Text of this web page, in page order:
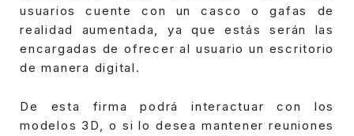
usuarios cuente con un casco o gafas de
realidad aumentada, ya que estás serán las
encargadas de ofrecer al usuario un escritorio
de manera digital.
De esta firma podrá interactuar con los
modelos 3D, o si lo desea mantener reuniones